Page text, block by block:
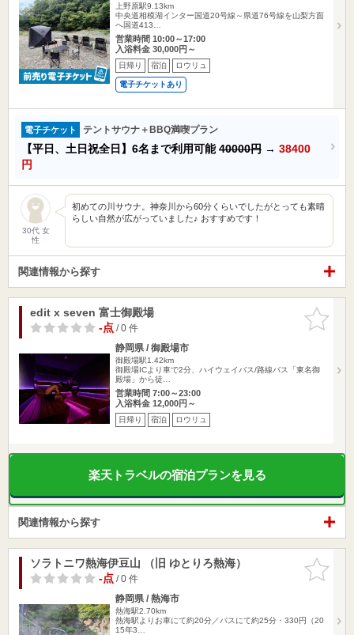
上野原駅9.13km
中央道相模湖インター国道20号線～県道76号線を山梨方面
へ国道413…
営業時間 10:00～17:00
入浴料金 30,000円～
日帰り 宿泊 ロウリュ
電子チケットあり
電子チケット テントサウナ＋BBQ満喫プラン
【平日、土日祝全日】6名まで利用可能40000円 → 38400
円
30代 女
性
初めての川サウナ。神奈川から60分くらいでしたがとっても素晴
らしい自然が広がっていました♪ おすすめです！
関連情報から探す
お気に入
りに追加
edit x seven 富士御殿場
-点/ 0 件
静岡県 / 御殿場市
御殿場駅1.42km
御殿場ICより車で2分、ハイウェイバス/路線バス「東名御
殿場」から徒…
営業時間 7:00～23:00
入浴料金 12,000円～
日帰り 宿泊 ロウリュ
楽天トラベルの宿泊プランを見る
関連情報から探す
お気に入
りに追加
ソラトニワ熱海伊豆山 （旧 ゆとりろ熱海）
-点/ 0 件
静岡県 / 熱海市
熱海駅2.70km
熱海駅よりお車にて約20分／バスにて約25分・330円（20
15年3…